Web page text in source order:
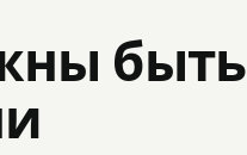
быть